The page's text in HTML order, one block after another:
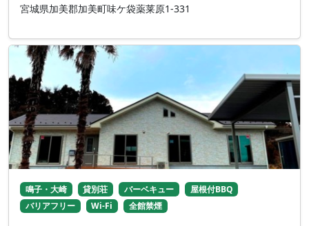
宮城県加美郡加美町味ケ袋薬莱原1-331
鳴子・大崎 貸別荘 バーベキュー
屋根付BBQ
バリアフリー
Wi-Fi 全館禁煙